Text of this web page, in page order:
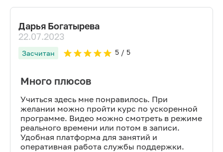
Дарья Богатырева
22.07.2023
Засчитан 5/ 5
Много плюсов
Учиться здесь мне понравилось. При
желании можно пройти курс по ускоренной
программе. Видео можно смотреть в режиме
реального времени или потом в записи.
Удобная платформа для занятий и
оперативная работа службы поддержки.